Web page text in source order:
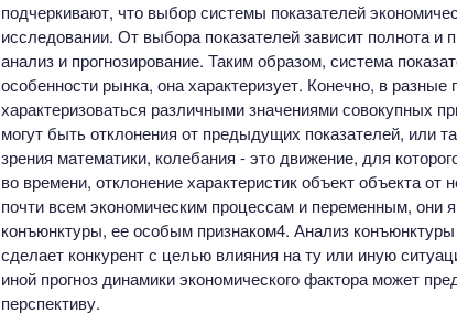
подчеркивают, что выбор системы показателей
исследовании. От выбора показателей зависит полнота и
анализ и прогнозирование. Таким образом, система
особенности рынка, она характеризует. Конечно, в
характеризоваться различными значениями совокупных
могут быть отклонения от предыдущих показателей, или
зрения математики, колебания - это движение, для
во времени, отклонение характеристик объект объекта
почти всем экономическим процессам и переменным, они
конъюнктуры, ее особым признаком4. Анализ
сделает конкурент с целью влияния на ту или иную
иной прогноз динамики экономического фактора может
перспективу.